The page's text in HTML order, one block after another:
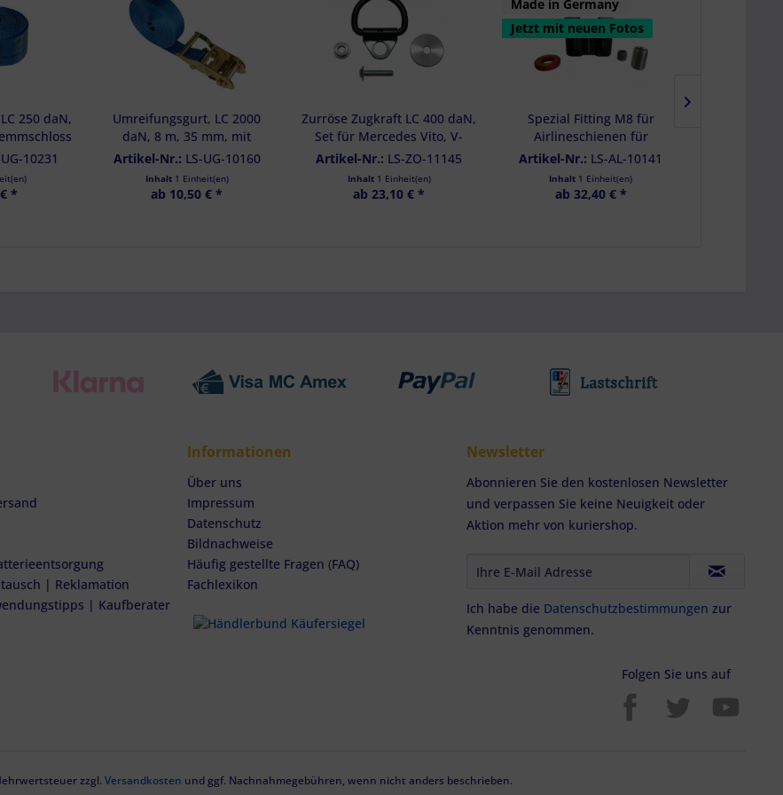
250 daN,
10231
*
Umreifungsgurt, LC 2000
daN, 8 m, 35 mm, mit
Ratsche
Artikel-Nr.: LS-UG-10160
Inhalt 1 Einheit(en)
ab 10,50 € *
Zurröse Zugkraft LC 400 daN,
Set für Mercedes Vito, V-
Klasse, Viano, VW T5/T6
Multivan
Artikel-Nr.: LS-ZO-11145
Inhalt 1 Einheit(en)
ab 23,10 € *
Made in Germany
Jetzt mit neuen Fotos
Spezial Fitting M8 für
Airlineschienen für
Mercedes V-Klasse Vito
Viano - LC 1000 daN
Artikel-Nr.: LS-AL-10141
Inhalt 1 Einheit(en)
ab 32,40 € *
| Reklamation
| Kaufberater
Informationen
Über uns
Impressum
Datenschutz
Bildnachweise
Häufig gestellte Fragen (FAQ)
Fachlexikon
Newsletter
Abonnieren Sie den kostenlosen Newsletter
und verpassen Sie keine Neuigkeit oder
Aktion mehr von kuriershop.
Ich habe die Datenschutzbestimmungen zur
Kenntnis genommen.
Folgen Sie uns auf
zzgl. Versandkosten und ggf. Nachnahmegebühren, wenn nicht anders beschrieben.